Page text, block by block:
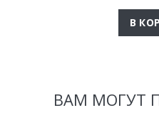
В
ВАМ МОГУТ